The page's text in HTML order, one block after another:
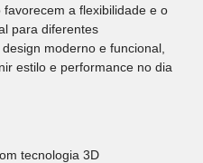
a flexibilidade e o
para diferentes
moderno e funcional,
estilo e performance no dia
tecnologia 3D